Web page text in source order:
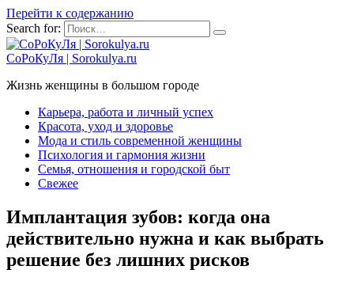
Перейти к содержанию
Search for:
СоРоКуЛя | Sorokulya.ru
Жизнь женщины в большом городе
Карьера, работа и личный успех
Красота, уход и здоровье
Мода и стиль современной женщины
Психология и гармония жизни
Семья, отношения и городской быт
Свежее
Имплантация зубов: когда она
действительно нужна и как выбрать
решение без лишних рисков